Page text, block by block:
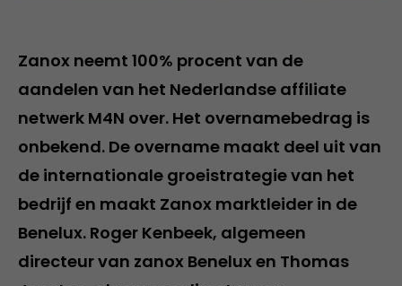
Zanox neemt 100% procent van de
aandelen van het Nederlandse affiliate
netwerk M4N over. Het overnamebedrag is
onbekend. De overname maakt deel uit van
de internationale groeistrategie van het
bedrijf en maakt Zanox marktleider in de
Benelux. Roger Kenbeek, algemeen
directeur van zanox Benelux en Thomas